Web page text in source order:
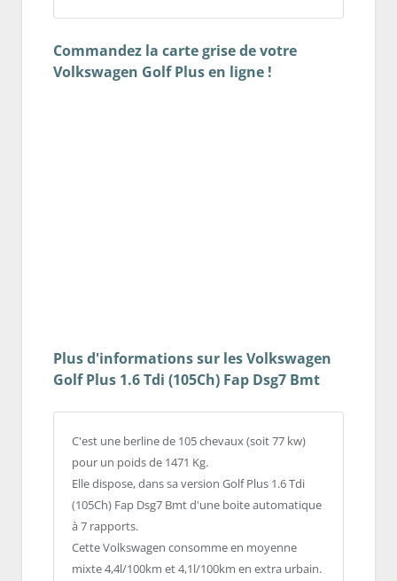
Commandez la carte grise de votre
Volkswagen Golf Plus en ligne !
Plus d'informations sur les Volkswagen
Golf Plus 1.6 Tdi (105Ch) Fap Dsg7 Bmt
C'est une berline de 105 chevaux (soit 77 kw)
pour un poids de 1471 Kg.
Elle dispose, dans sa version Golf Plus 1.6 Tdi
(105Ch) Fap Dsg7 Bmt d'une boite automatique
à 7 rapports.
Cette Volkswagen consomme en moyenne
mixte 4,4l/100km et 4,1l/100km en extra urbain.